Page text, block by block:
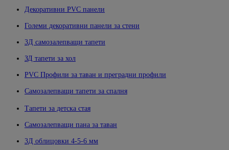
Декоративни PVC панели
Големи декоративни панели за стени
3Д самозалепващи тапети
ЗД тапети за хол
PVC Профили за таван и преградни профили
Самозалепващи тапети за спалня
Тапети за детска стая
Самозалепващи пана за таван
3Д облицовки 4-5-6 мм